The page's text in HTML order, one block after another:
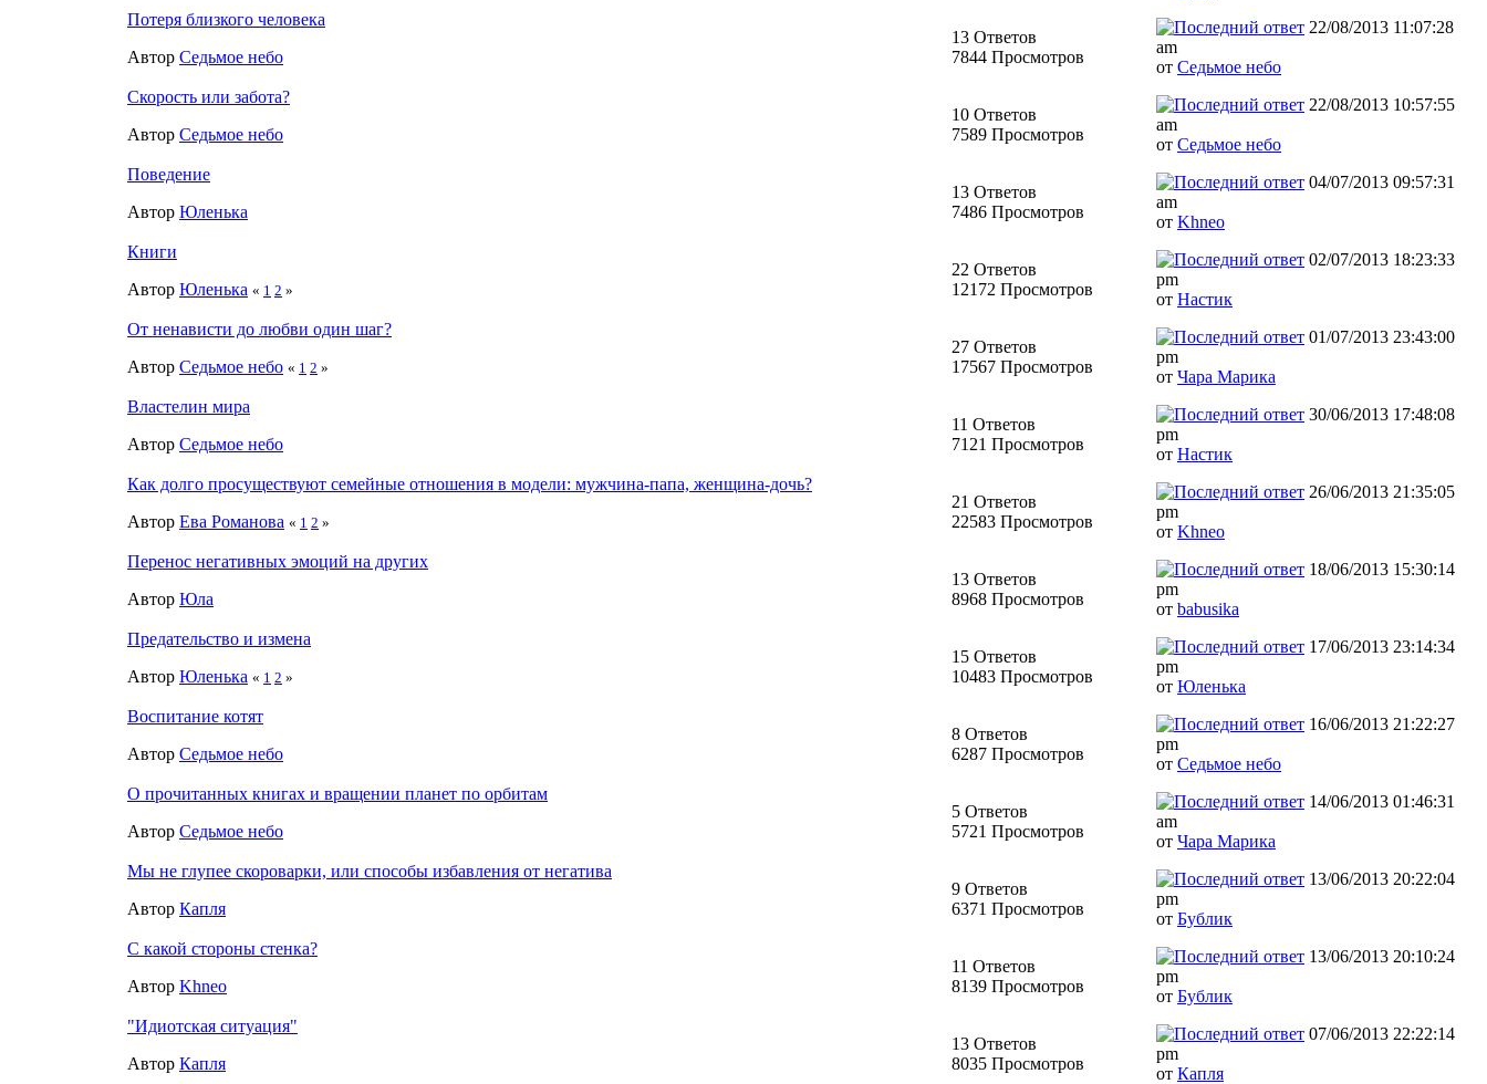
Потеря близкого человека
Автор Седьмое небо
13 Ответов
7844 Просмотров
22/08/2013 11:07:28
am
от Седьмое небо
Скорость или забота?
Автор Седьмое небо
10 Ответов
7589 Просмотров
22/08/2013 10:57:55
am
от Седьмое небо
Поведение
Автор Юленька
13 Ответов
7486 Просмотров
04/07/2013 09:57:31
am
от Khneo
Книги
Автор Юленька « 1 2 »
22 Ответов
12172 Просмотров
02/07/2013 18:23:33
pm
от Настик
От ненависти до любви один шаг?
Автор Седьмое небо « 1 2 »
27 Ответов
17567 Просмотров
01/07/2013 23:43:00
pm
от Чара Марика
Властелин мира
Автор Седьмое небо
11 Ответов
7121 Просмотров
30/06/2013 17:48:08
pm
от Настик
Как долго просуществуют семейные отношения в модели: мужчина-папа, женщина-дочь?
Автор Ева Романова « 1 2 »
21 Ответов
22583 Просмотров
26/06/2013 21:35:05
pm
от Khneo
Перенос негативных эмоций на других
Автор Юла
13 Ответов
8968 Просмотров
18/06/2013 15:30:14
pm
от babusika
Предательство и измена
Автор Юленька « 1 2 »
15 Ответов
10483 Просмотров
17/06/2013 23:14:34
pm
от Юленька
Воспитание котят
Автор Седьмое небо
8 Ответов
6287 Просмотров
16/06/2013 21:22:27
pm
от Седьмое небо
О прочитанных книгах и вращении планет по орбитам
Автор Седьмое небо
5 Ответов
5721 Просмотров
14/06/2013 01:46:31
am
от Чара Марика
Мы не глупее скороварки, или способы избавления от негатива
Автор Капля
9 Ответов
6371 Просмотров
13/06/2013 20:22:04
pm
от Бублик
С какой стороны стенка?
Автор Khneo
11 Ответов
8139 Просмотров
13/06/2013 20:10:24
pm
от Бублик
"Идиотская ситуация"
Автор Капля
13 Ответов
8035 Просмотров
07/06/2013 22:22:14
pm
от Капля